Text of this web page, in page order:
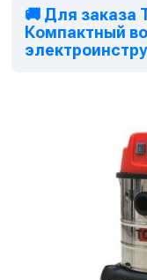
🚚 Для заказа
Компактный